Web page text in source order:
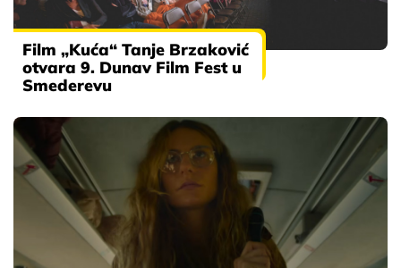
Film „Kuća“ Tanje Brzaković
otvara 9. Dunav Film Fest u
Smederevu